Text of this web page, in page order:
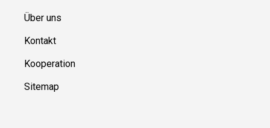
Über uns
Kontakt
Kooperation
Sitemap